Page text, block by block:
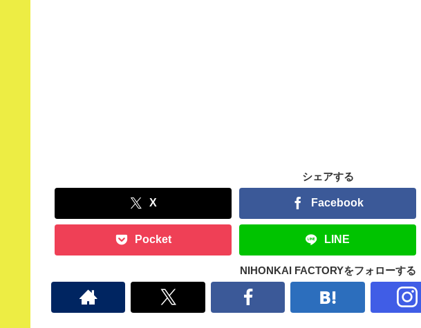
シェアする
X Facebook
Pocket LINE
NIHONKAI FACTORYをフォローする